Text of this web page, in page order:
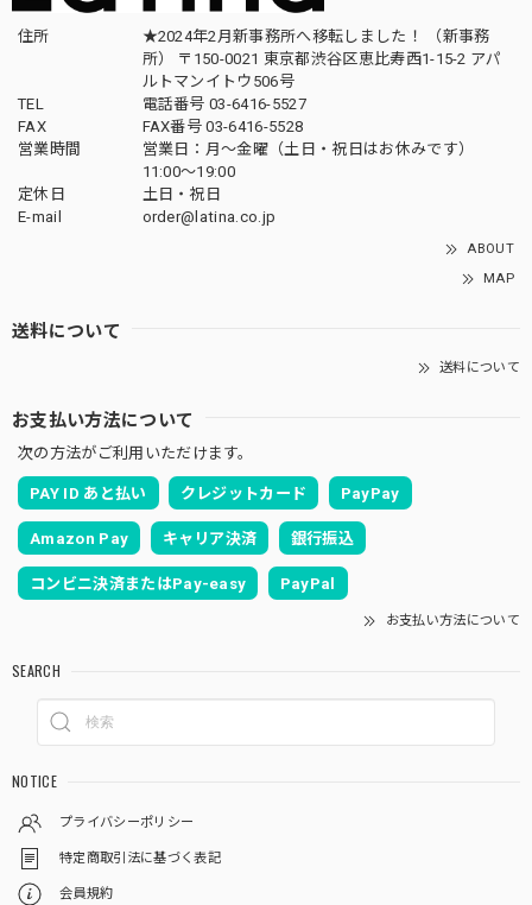
住所
★2024年2月新事務所へ移転しました！ （新事務
所） 〒150-0021 東京都渋谷区恵比寿西1-15-2 アパ
ルトマンイトウ506号
TEL
電話番号 03-6416-5527
FAX
FAX番号 03-6416-5528
営業時間
営業日：月〜金曜（土日・祝日はお休みです）
11:00〜19:00
定休日
土日・祝日
E-mail
order@latina.co.jp
ABOUT
MAP
送料について
送料について
お支払い方法について
次の方法がご利用いただけます。
PAY ID あと払い クレジットカード PayPay
Amazon Pay キャリア決済 銀行振込
コンビニ決済またはPay-easy PayPal
お支払い方法について
SEARCH
NOTICE
プライバシーポリシー
特定商取引法に基づく表記
会員規約